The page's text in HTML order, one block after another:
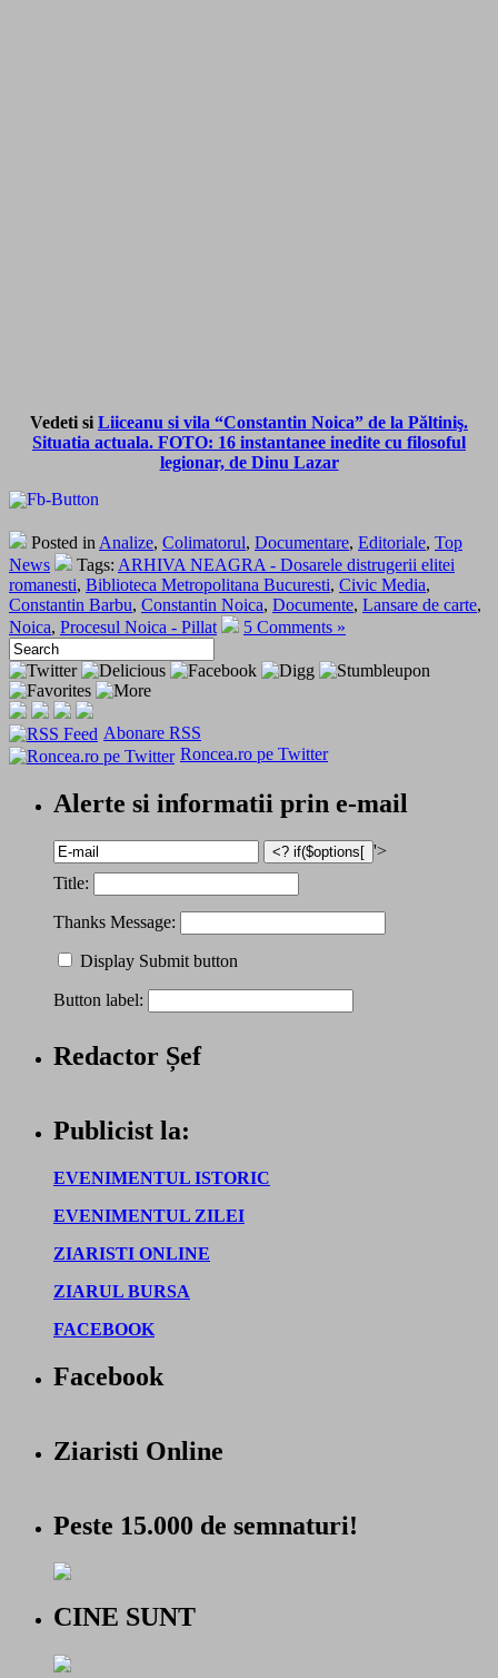
Vedeti si Liiceanu si vila “Constantin Noica” de la Păltiniş.
Situatia actuala. FOTO: 16 instantanee inedite cu filosoful
legionar, de Dinu Lazar
Posted in Analize, Colimatorul, Documentare, Editoriale, Top
News
Tags: ARHIVA NEAGRA - Dosarele distrugerii elitei
romanesti, Biblioteca Metropolitana Bucuresti, Civic Media,
Constantin Barbu, Constantin Noica, Documente, Lansare de carte,
Noica, Procesul Noica - Pillat 5 Comments »
Abonare RSS
Roncea.ro pe Twitter
Alerte si informatii prin e-mail
'>
Title:
Thanks Message:
Display Submit button
Button label:
Redactor Șef
Publicist la:
EVENIMENTUL ISTORIC
EVENIMENTUL ZILEI
ZIARISTI ONLINE
ZIARUL BURSA
FACEBOOK
Facebook
Ziaristi Online
Peste 15.000 de semnaturi!
CINE SUNT